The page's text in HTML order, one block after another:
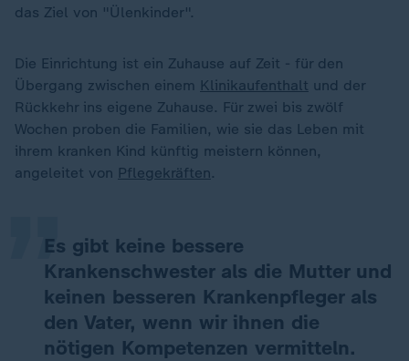
das Ziel von "Ülenkinder".
Die Einrichtung ist ein Zuhause auf Zeit - für den
Übergang zwischen einem Klinikaufenthalt und der
Rückkehr ins eigene Zuhause. Für zwei bis zwölf
Wochen proben die Familien, wie sie das Leben mit
ihrem kranken Kind künftig meistern können,
angeleitet von Pflegekräften.
Es gibt keine bessere
Krankenschwester als die Mutter und
keinen besseren Krankenpfleger als
den Vater, wenn wir ihnen die
nötigen Kompetenzen vermitteln.
„